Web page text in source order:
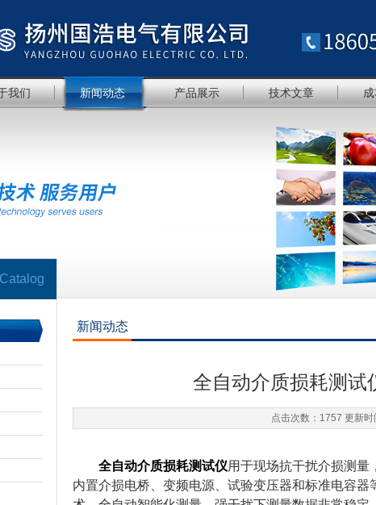
我们 新闻动态 产品展示 技术文章
新闻动态
全自动介质损耗测试
点击次数：1757 更新
全自动介质损耗测试仪用于现场抗干扰介损测量
内置介损电桥、变频电源、试验变压器和标准电容